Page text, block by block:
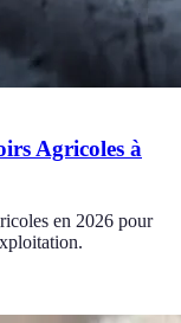
Agricoles à
en 2026 pour